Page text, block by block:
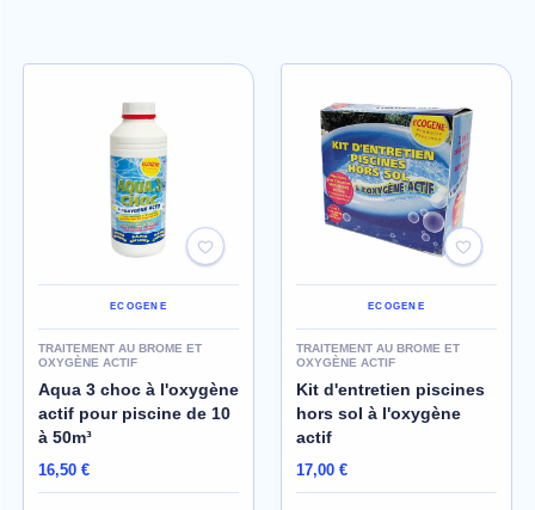
ECOGENE
TRAITEMENT AU BROME ET
OXYGÈNE ACTIF
Aqua 3 choc à l'oxygène
actif pour piscine de 10
à 50m³
16,50 €
ECOGENE
TRAITEMENT AU BROME ET
OXYGÈNE ACTIF
Kit d'entretien piscines
hors sol à l'oxygène
actif
17,00 €